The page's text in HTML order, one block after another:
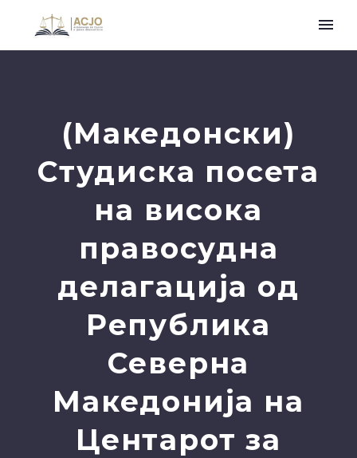
(Македонски)
Студиска посета
на висока
правосудна
делагација од
Република
Северна
Македонија на
Центарот за